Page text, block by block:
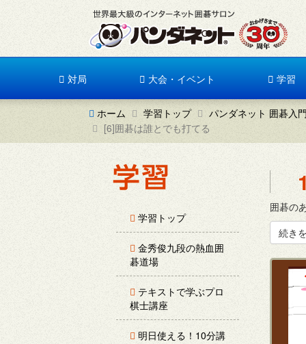
対局 大会・イベント 学習
ホーム 学習トップ
パンダネット 囲碁入
[6]囲碁は誰とでも打てる
学習トップ
金秀俊九段の熱血囲
碁道場
テキストで学ぶプロ
棋士講座
明日使える！10分講
囲碁の
続き